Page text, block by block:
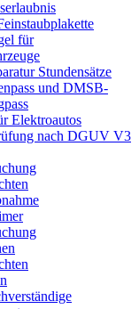
für
Stundensätze
und DMSB-
Elektroautos
nach DGUV V3